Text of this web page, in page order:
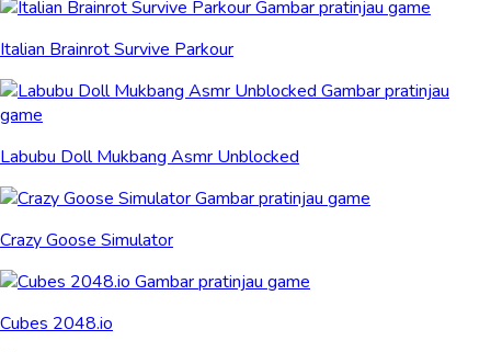
Italian Brainrot Survive Parkour
Labubu Doll Mukbang Asmr Unblocked
Crazy Goose Simulator
Cubes 2048.io